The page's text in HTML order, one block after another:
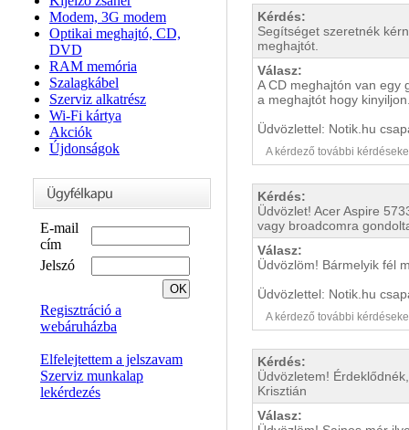
Modem, 3G modem
Optikai meghajtó, CD,
DVD
RAM memória
Szalagkábel
Szerviz alkatrész
Wi-Fi kártya
Akciók
Újdonságok
E-mail
cím
Jelszó
Regisztráció a
webáruházba
Elfelejtettem a jelszavam
Szerviz munkalap
lekérdezés
Kérdés:
Segítséget szeretnék
meghajtót.
Válasz:
A CD meghajtón van egy
a meghajtót hogy
Üdvözlettel: Notik.hu
A kérdező további
Kérdés:
Üdvözlet! Acer Aspire
vagy broadcomra
Válasz:
Üdvözlöm! Bármelyik fél
Üdvözlettel: Notik.hu
A kérdező további
Kérdés:
Üdvözletem!
Krisztián
Válasz: